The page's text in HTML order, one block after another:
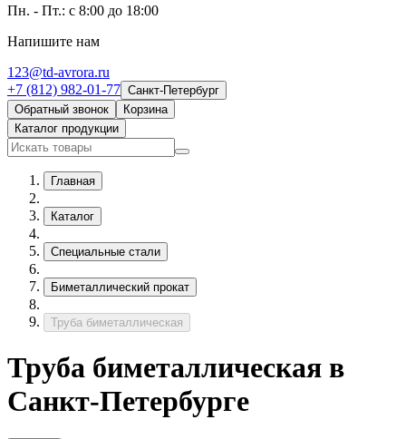
Пн. - Пт.: с 8:00 до 18:00
Напишите нам
123@td-avrora.ru
+7 (812) 982-01-77 Санкт-Петербург
Обратный звонок
Корзина
Каталог продукции
Главная
Каталог
Специальные стали
Биметаллический прокат
Труба биметаллическая
Труба биметаллическая в
Санкт-Петербурге